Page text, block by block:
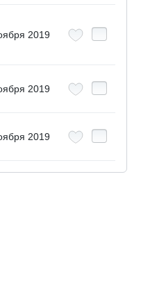
2019
2019
2019